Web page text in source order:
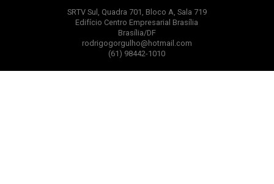
SRTV Sul, Quadra 701, Bloco A, Sala 719
Edifício Centro Empresarial Brasília
Brasília/DF
rodrigogorgulho@hotmail.com
(61) 98442-1010